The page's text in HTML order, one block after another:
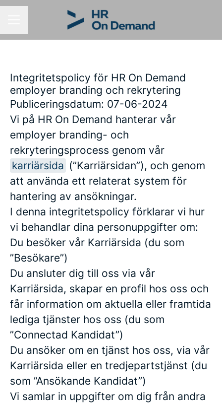
Integritetspolicy för HR On Demand
employer branding och rekrytering
Publiceringsdatum: 07-06-2024
Vi på HR On Demand hanterar vår
employer branding- och
rekryteringsprocess genom vår
karriärsida (”Karriärsidan”), och genom
att använda ett relaterat system för
hantering av ansökningar.
I denna integritetspolicy förklarar vi hur
vi behandlar dina personuppgifter om:
Du besöker vår Karriärsida (du som
”Besökare”)
Du ansluter dig till oss via vår
Karriärsida, skapar en profil hos oss och
får information om aktuella eller framtida
lediga tjänster hos oss (du som
”Connectad Kandidat”)
Du ansöker om en tjänst hos oss, via vår
Karriärsida eller en tredjepartstjänst (du
som ”Ansökande Kandidat”)
Vi samlar in uppgifter om dig från andra